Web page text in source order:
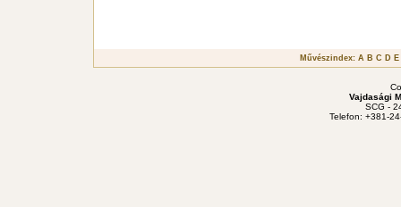
Művészindex: A B C D E
Vajdasági
SCG -
Telefon: +381-